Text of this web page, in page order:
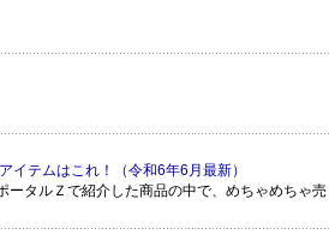
イテムはこれ！（令和6年6月最新）
タルＺで紹介した商品の中で、めちゃめちゃ売